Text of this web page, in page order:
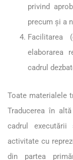
privind
precum și a
Facilitarea
elaborarea
cadrul
Toate materialele
Traducerea în
cadrul executării
activitate cu
din partea